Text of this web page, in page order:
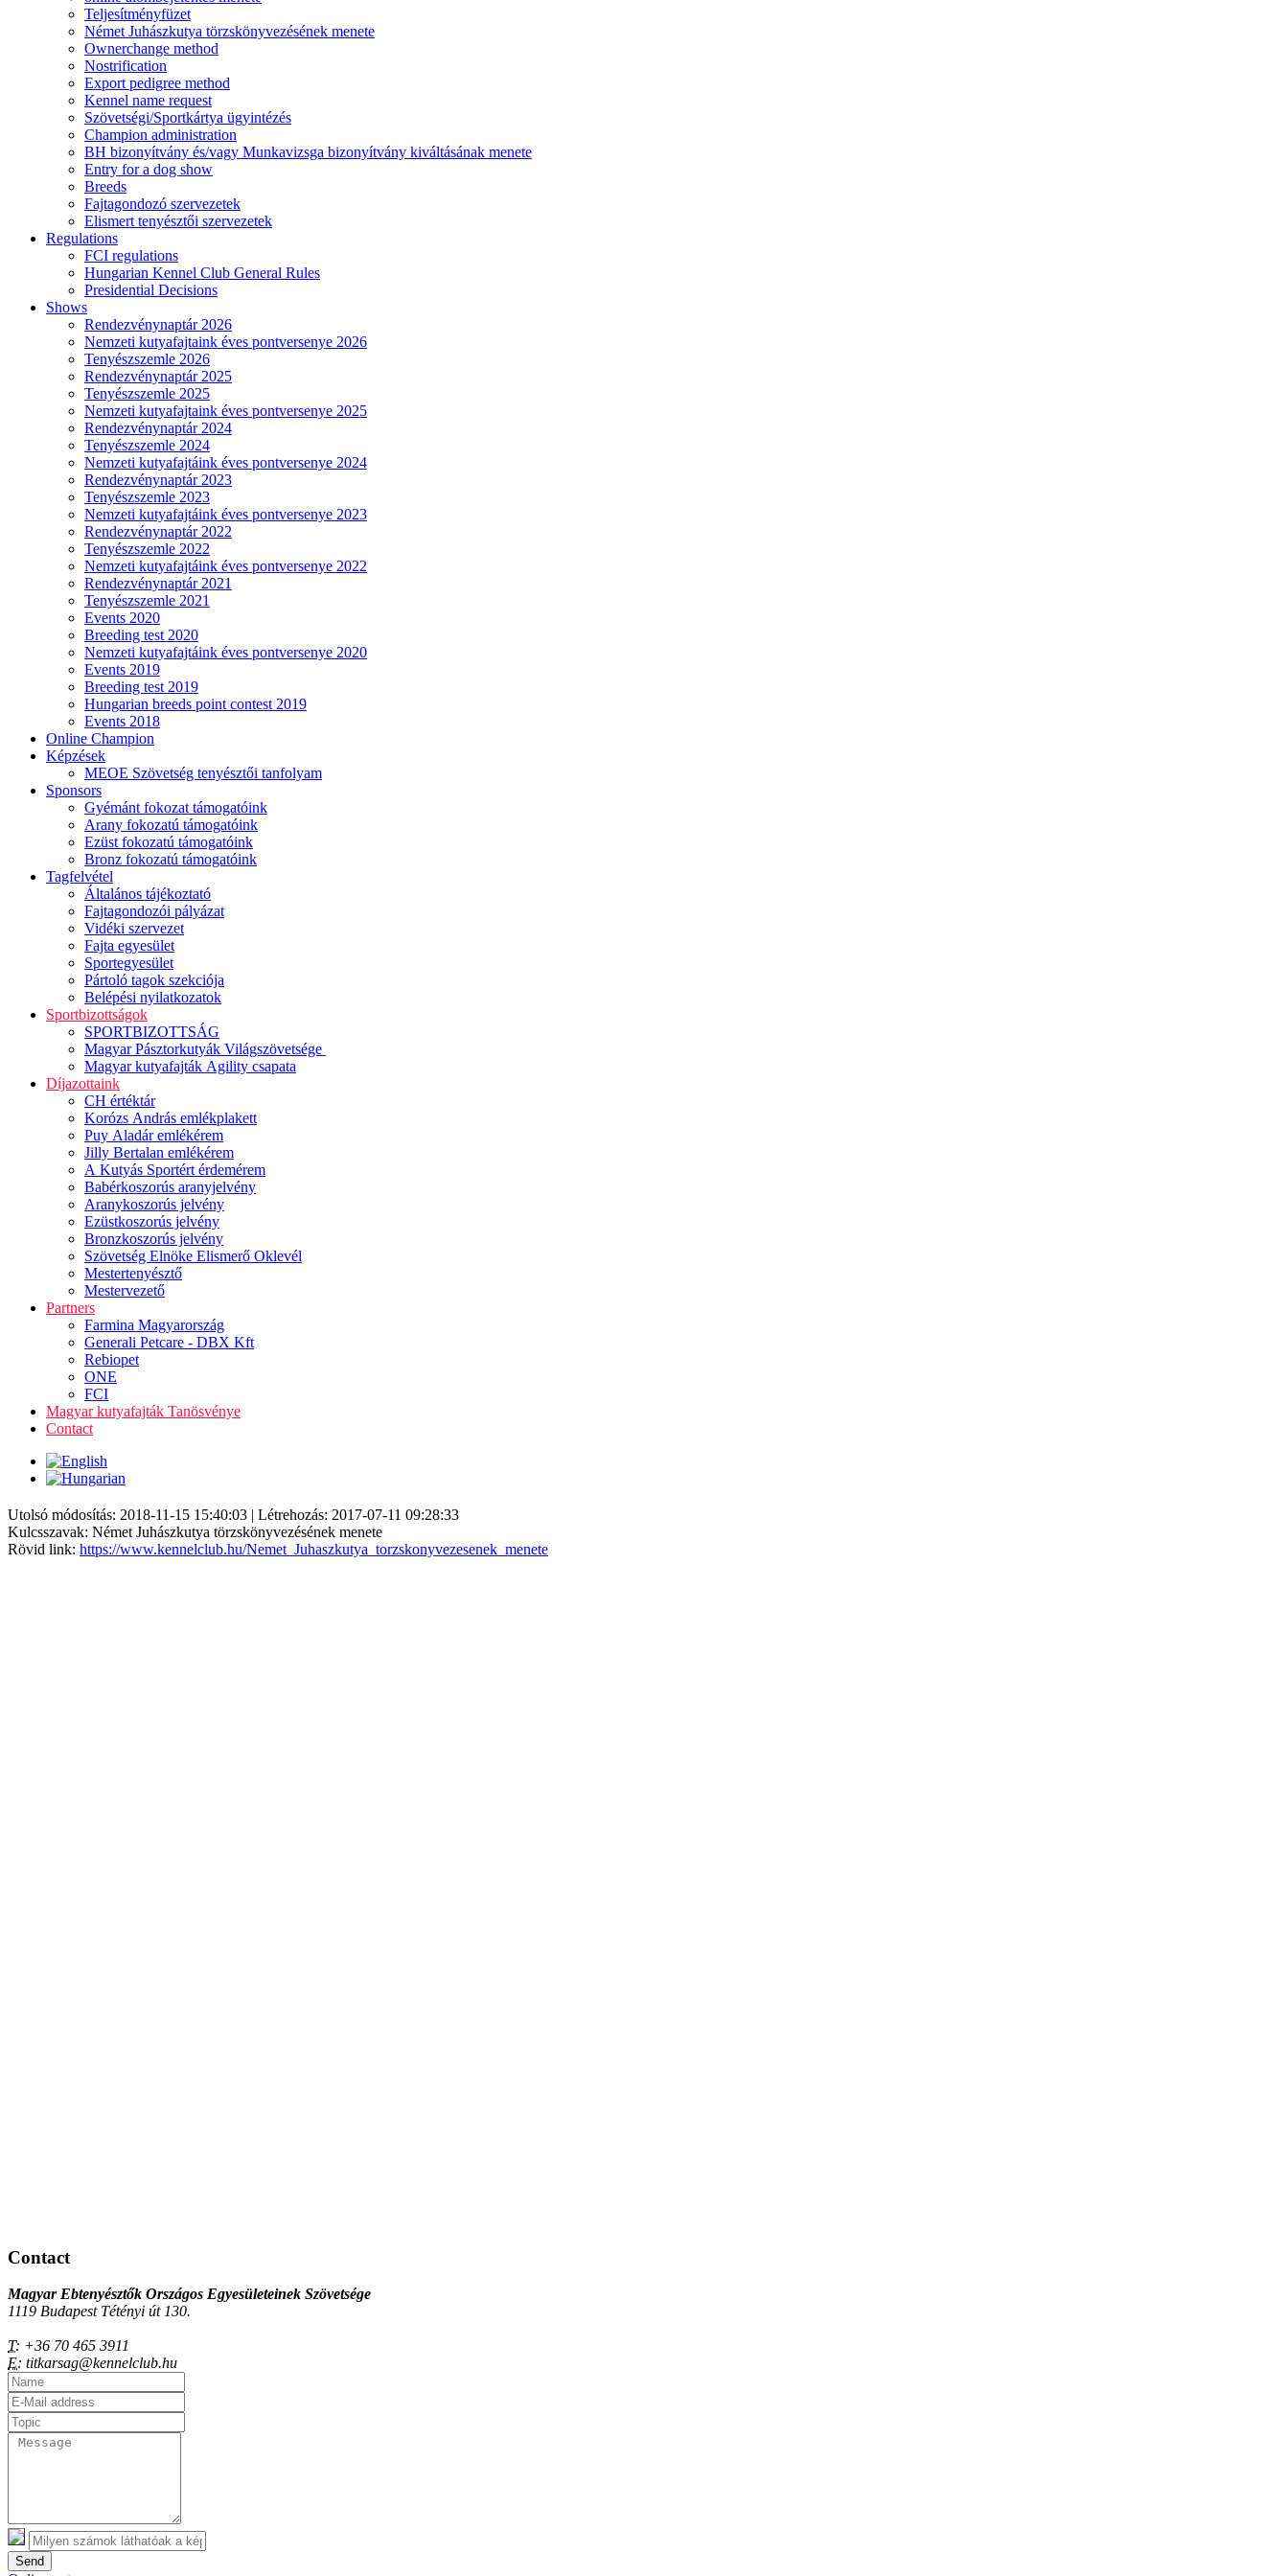
Teljesítményfüzet
Német Juhászkutya törzskönyvezésének menete
Ownerchange method
Nostrification
Export pedigree method
Kennel name request
Szövetségi/Sportkártya ügyintézés
Champion administration
BH bizonyítvány és/vagy Munkavizsga bizonyítvány kiváltásának menete
Entry for a dog show
Breeds
Fajtagondozó szervezetek
Elismert tenyésztői szervezetek
Regulations
FCI regulations
Hungarian Kennel Club General Rules
Presidential Decisions
Shows
Rendezvénynaptár 2026
Nemzeti kutyafajtaink éves pontversenye 2026
Tenyészszemle 2026
Rendezvénynaptár 2025
Tenyészszemle 2025
Nemzeti kutyafajtaink éves pontversenye 2025
Rendezvénynaptár 2024
Tenyészszemle 2024
Nemzeti kutyafajtáink éves pontversenye 2024
Rendezvénynaptár 2023
Tenyészszemle 2023
Nemzeti kutyafajtáink éves pontversenye 2023
Rendezvénynaptár 2022
Tenyészszemle 2022
Nemzeti kutyafajtáink éves pontversenye 2022
Rendezvénynaptár 2021
Tenyészszemle 2021
Events 2020
Breeding test 2020
Nemzeti kutyafajtáink éves pontversenye 2020
Events 2019
Breeding test 2019
Hungarian breeds point contest 2019
Events 2018
Online Champion
Képzések
MEOE Szövetség tenyésztői tanfolyam
Sponsors
Gyémánt fokozat támogatóink
Arany fokozatú támogatóink
Ezüst fokozatú támogatóink
Bronz fokozatú támogatóink
Tagfelvétel
Általános tájékoztató
Fajtagondozói pályázat
Vidéki szervezet
Fajta egyesület
Sportegyesület
Pártoló tagok szekciója
Belépési nyilatkozatok
Sportbizottságok
SPORTBIZOTTSÁG
Magyar Pásztorkutyák Világszövetsége
Magyar kutyafajták Agility csapata
Díjazottaink
CH értéktár
Korózs András emlékplakett
Puy Aladár emlékérem
Jilly Bertalan emlékérem
A Kutyás Sportért érdemérem
Babérkoszorús aranyjelvény
Aranykoszorús jelvény
Ezüstkoszorús jelvény
Bronzkoszorús jelvény
Szövetség Elnöke Elismerő Oklevél
Mestertenyésztő
Mestervezető
Partners
Farmina Magyarország
Generali Petcare - DBX Kft
Rebiopet
ONE
FCI
Magyar kutyafajták Tanösvénye
Contact
Utolsó módosítás: 2018-11-15 15:40:03 | Létrehozás: 2017-07-11 09:28:33
Kulcsszavak: Német Juhászkutya törzskönyvezésének menete
Rövid link: https://www.kennelclub.hu/Nemet_Juhaszkutya_torzskonyvezesenek_menete
Contact
Magyar Ebtenyésztők Országos Egyesületeinek Szövetsége
1119 Budapest Tétényi út 130.
T: +36 70 465 3911
E: titkarsag@kennelclub.hu
Send